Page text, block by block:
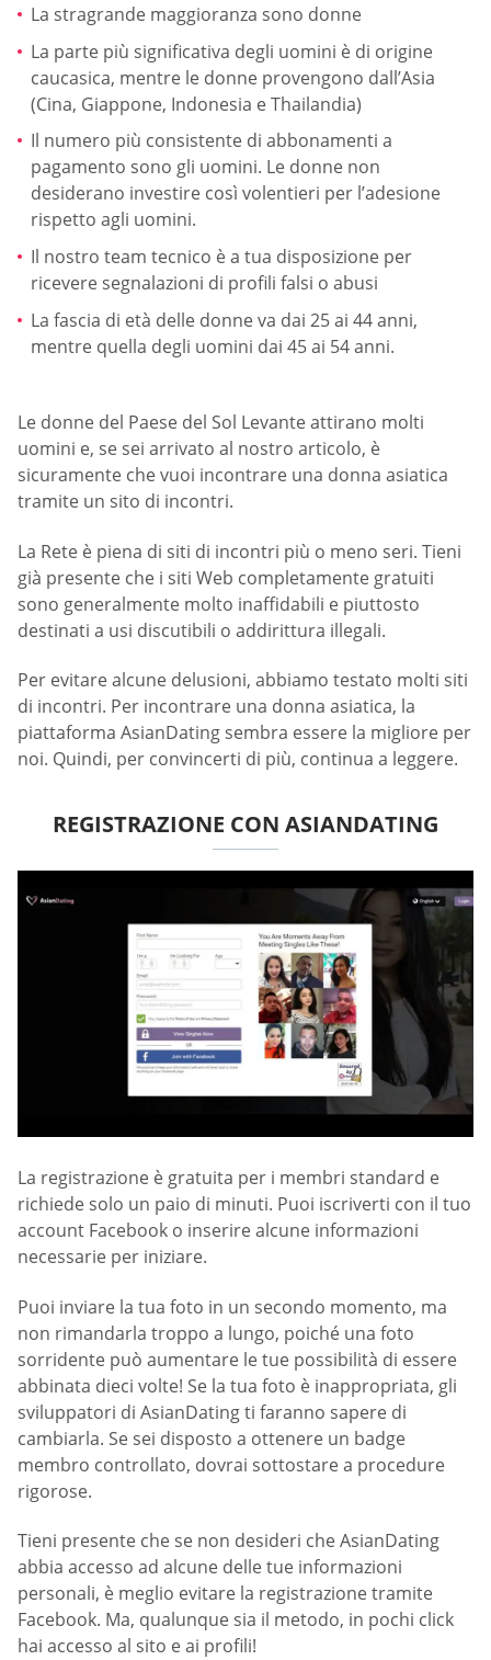
La stragrande maggioranza sono donne
La parte più significativa degli uomini è di origine
caucasica, mentre le donne provengono dall’Asia
(Cina, Giappone, Indonesia e Thailandia)
Il numero più consistente di abbonamenti a
pagamento sono gli uomini. Le donne non
desiderano investire così volentieri per l’adesione
rispetto agli uomini.
Il nostro team tecnico è a tua disposizione per
ricevere segnalazioni di profili falsi o abusi
La fascia di età delle donne va dai 25 ai 44 anni,
mentre quella degli uomini dai 45 ai 54 anni.
Le donne del Paese del Sol Levante attirano molti
uomini e, se sei arrivato al nostro articolo, è
sicuramente che vuoi incontrare una donna asiatica
tramite un sito di incontri.
La Rete è piena di siti di incontri più o meno seri. Tieni
già presente che i siti Web completamente gratuiti
sono generalmente molto inaffidabili e piuttosto
destinati a usi discutibili o addirittura illegali.
Per evitare alcune delusioni, abbiamo testato molti siti
di incontri. Per incontrare una donna asiatica, la
piattaforma AsianDating sembra essere la migliore per
noi. Quindi, per convincerti di più, continua a leggere.
REGISTRAZIONE CON ASIANDATING
La registrazione è gratuita per i membri standard e
richiede solo un paio di minuti. Puoi iscriverti con il tuo
account Facebook o inserire alcune informazioni
necessarie per iniziare.
Puoi inviare la tua foto in un secondo momento, ma
non rimandarla troppo a lungo, poiché una foto
sorridente può aumentare le tue possibilità di essere
abbinata dieci volte! Se la tua foto è inappropriata, gli
sviluppatori di AsianDating ti faranno sapere di
cambiarla. Se sei disposto a ottenere un badge
membro controllato, dovrai sottostare a procedure
rigorose.
Tieni presente che se non desideri che AsianDating
abbia accesso ad alcune delle tue informazioni
personali, è meglio evitare la registrazione tramite
Facebook. Ma, qualunque sia il metodo, in pochi click
hai accesso al sito e ai profili!